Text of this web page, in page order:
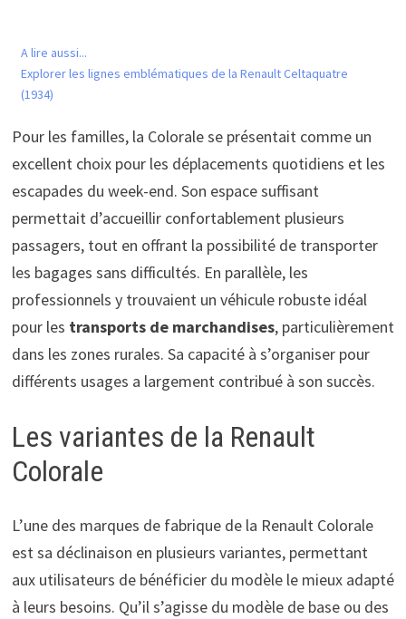
A lire aussi...
Explorer les lignes emblématiques de la Renault Celtaquatre
(1934)
Pour les familles, la Colorale se présentait comme un
excellent choix pour les déplacements quotidiens et les
escapades du week-end. Son espace suffisant
permettait d’accueillir confortablement plusieurs
passagers, tout en offrant la possibilité de transporter
les bagages sans difficultés. En parallèle, les
professionnels y trouvaient un véhicule robuste idéal
pour les transports de marchandises, particulièrement
dans les zones rurales. Sa capacité à s’organiser pour
différents usages a largement contribué à son succès.
Les variantes de la Renault
Colorale
L’une des marques de fabrique de la Renault Colorale
est sa déclinaison en plusieurs variantes, permettant
aux utilisateurs de bénéficier du modèle le mieux adapté
à leurs besoins. Qu’il s’agisse du modèle de base ou des